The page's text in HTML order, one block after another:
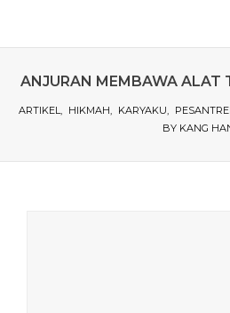
ANJURAN MEMBAWA ALAT
ARTIKEL HIKMAH KARYAKU
BY KANG